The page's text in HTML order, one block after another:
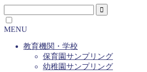
MENU
教育機関・学校
保育園サンプリング
幼稚園サンプリング